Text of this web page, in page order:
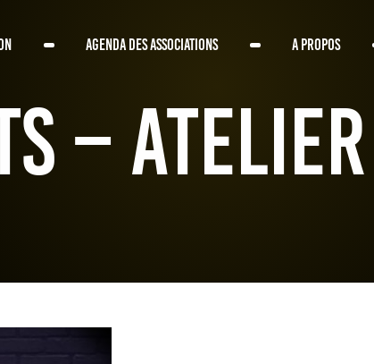
AGENDA DES ASSOCIATIONS A PROPOS
–